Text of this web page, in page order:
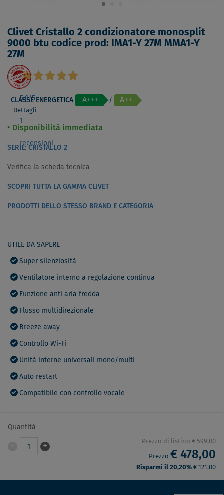
Clivet Cristallo 2 condizionatore monosplit
9000 btu codice prod: IMA1-Y 27M MMA1-Y
27M
5,0/5
1
recensioni
CLASSE ENERGETICA A+++ / A++
Dettagli
Disponibilità immediata
SERIE: CRISTALLO 2
Verifica la scheda tecnica
SCOPRI TUTTA LA GAMMA CLIVET
PRODOTTI DELLO STESSO BRAND E CATEGORIA
UTILE DA SAPERE
Super silenziosità
Ventilatore interno a regolazione continua
Funzione anti aria fredda
Flusso multidirezionale
Breeze away
Controllo Wi-Fi
Unità interne universali mono/multi
Auto restart
Compatibile con controllo vocale
Quantità
1 +
Prezzo di listino € 599,00
Prezzo € 478,00
Risparmi il 20,20% € 121,00